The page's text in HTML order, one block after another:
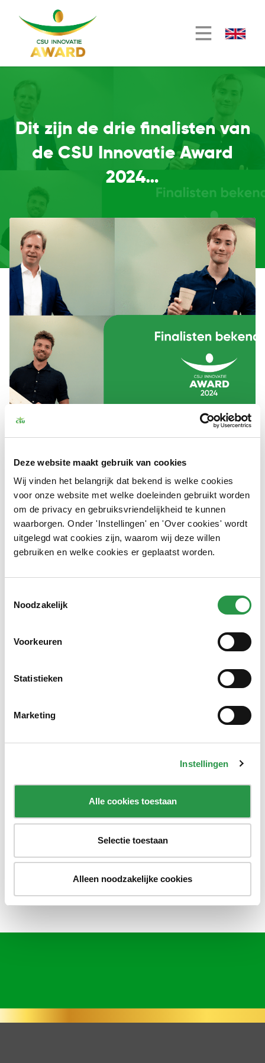
Deze website maakt gebruik van cookies
Wij vinden het belangrijk dat bekend is welke cookies
voor onze website met welke doeleinden gebruikt worden
om de privacy en gebruiksvriendelijkheid te kunnen
waarborgen. Onder 'Instellingen' en 'Over cookies' wordt
uitgelegd wat cookies zijn, waarom wij deze willen
gebruiken en welke cookies er geplaatst worden.
Noodzakelijk
Voorkeuren
Statistieken
Marketing
Instellingen
Alle cookies toestaan
Selectie toestaan
Alleen noodzakelijke cookies
Dit zijn de drie finalisten van
de CSU Innovatie Award
2024…
gaan op 12
succesversneller van dit jaar.
Rinse&Go: Rinse&Go is een innovatief spoelstation voor
herbruikbare bekers. Door middel van (enkel) waterdruk
spoel je jouw herbruikbare beker de hele dag schoon
voor hergebruik. Hiermee bespaar je water, energie en
plastic afval in en rondom je werkplek.
DialogueTrainer:DialogueTrainer traint je softskills in
die belangrijk zijn binnen een organisatie. De data die
daaruit volgen, worden in een dashboard weergegeven
Builders Key:
Builders Key is een circulaire manier van
met schroef- en spijkerloze houtverbindingen, volledig
herbruikbaar en gezaagd met software die zorgt voor
Uiteraard bedanken we ook de Bloeiindex, de automatische
transportbandreiniger, ChargeHyve, SpeedDryer en Met Mij.
Jullie idee is onder de aandacht gebracht bij een flinke
groep vakmensen, innovators, kenners en
geïnteresseerden. Van jullie gaan we ook zeker nog veel
hiernog eens terug.